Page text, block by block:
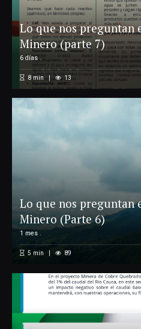
Lo que nos preguntan
Minero (parte 7)
6 días .
8min 13
Lo que nos preguntan
Minero (Parte 6)
1 mes .
5 min 89